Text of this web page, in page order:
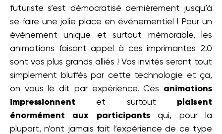
futuriste s’est démocratisé dernièrement jusqu’à
se faire une jolie place en événementiel ! Pour un
événement unique et surtout mémorable, les
animations faisant appel à ces imprimantes 2.0
sont vos plus grands alliés ! Vos invités seront tout
simplement bluffés par cette technologie et ça,
on vous le dit par expérience. Ces animations
impressionnent et surtout plaisent
énormément aux participantsqui, pour la
plupart, n’ont jamais fait l’expérience de ce type